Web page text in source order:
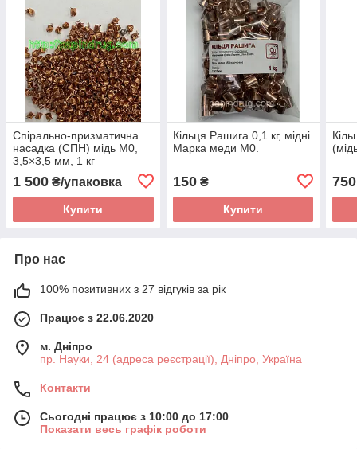
Спірально-призматична
насадка (СПН) мідь М0,
3,5×3,5 мм, 1 кг
1 500 ₴/упаковка
Купити
Кільця Рашига 0,1 кг, мідні.
Марка меди М0.
150₴
Купити
750
Про нас
100% позитивних з 27 відгуків за рік
Працює з 22.06.2020
м. Дніпро
пр. Науки, 24 (адреса реєстрації), Дніпро, Україна
Контакти
Сьогодні працює з 10:00 до 17:00
Показати весь графік роботи